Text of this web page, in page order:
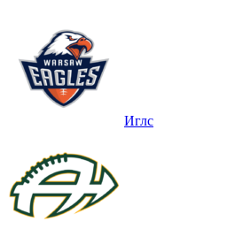
Иглс